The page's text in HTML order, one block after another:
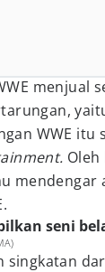
menjual
WWE itu
mendengar
seni
singkatan